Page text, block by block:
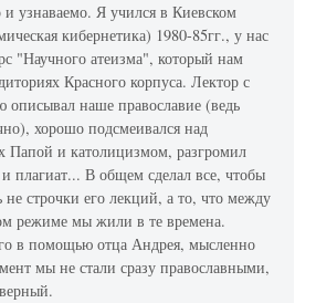
узнаваемо. Я учился в Киевском
кибернетика) 1980-85гг., у нас
"Научного атеизма", который нам
Красного корпуса. Лектор с
описывал наше православие (ведь
хорошо подсмеивался над
Папой и католицизмом, разгромил
плагиат... В общем сделал все, чтобы
строчки его лекций, а то, что между
режиме мы жили в те времена.
в помощью отца Андрея, мысленно
мы не стали сразу православными,